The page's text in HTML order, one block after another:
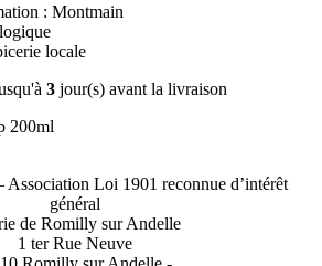
: Montmain
locale
3 jour(s) avant la livraison
Association Loi 1901 reconnue d’intérêt
général
de Romilly sur Andelle
1 ter Rue Neuve